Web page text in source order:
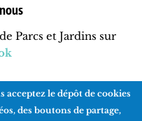
Parcs et Jardins sur
Plan du site
le dépôt de cookies
des boutons de partage,